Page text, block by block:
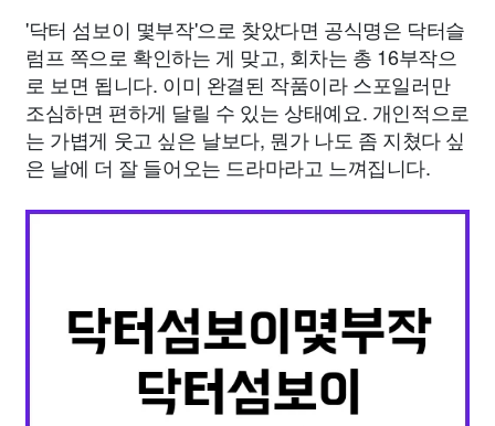
'닥터 섬보이 몇부작'으로 찾았다면 공식명은 닥터슬
럼프 쪽으로 확인하는 게 맞고, 회차는 총 16부작으
로 보면 됩니다. 이미 완결된 작품이라 스포일러만
조심하면 편하게 달릴 수 있는 상태예요. 개인적으로
는 가볍게 웃고 싶은 날보다, 뭔가 나도 좀 지쳤다 싶
은 날에 더 잘 들어오는 드라마라고 느껴집니다.